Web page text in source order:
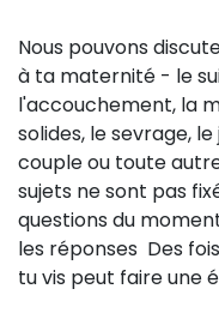
Nous pouvons
à ta maternité - le
l'accouchement, la
solides, le sevrage,
couple ou toute
sujets ne sont pas
questions du
les réponses Des
tu vis peut faire une